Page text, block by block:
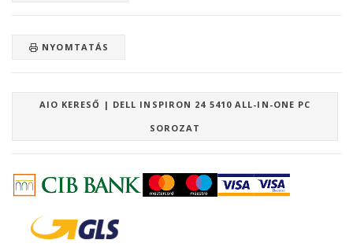
NYOMTATÁS
AIO KERESŐ | DELL INSPIRON 24 5410 ALL-IN-ONE PC
SOROZAT